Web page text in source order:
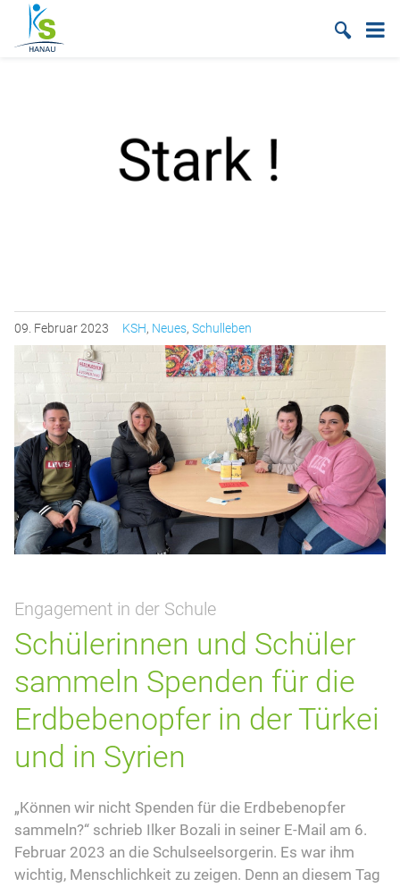
Suche
09. Februar2023 KSH, Neues, Schulleben
Engagement in der Schule
Schülerinnen und Schüler
sammeln Spenden für die
Erdbebenopfer in der Türkei
und in Syrien
„Können wir nicht Spenden für die Erdbebenopfer
sammeln?“ schrieb Ilker Bozali in seiner E-Mail am 6.
Februar 2023 an die Schulseelsorgerin. Es war ihm
wichtig, Menschlichkeit zu zeigen. Denn an diesem Tag